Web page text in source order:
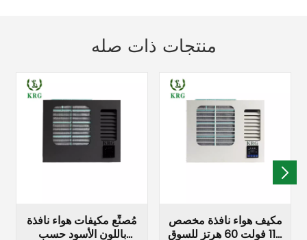
منتجات ذات صله
مُصنِّع مكيفات هواء نافذة
باللون الأسود حسب
مكيف هواء نافذة مخصص
110 فولت 60 هرتز للسوق